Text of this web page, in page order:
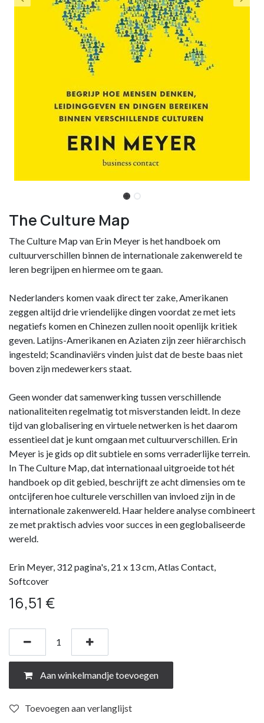
The Culture Map
The Culture Map van Erin Meyer is het handboek om
cultuurverschillen binnen de internationale zakenwereld te
leren begrijpen en hiermee om te gaan.
Nederlanders komen vaak direct ter zake, Amerikanen
zeggen altijd drie vriendelijke dingen voordat ze met iets
negatiefs komen en Chinezen zullen nooit openlijk kritiek
geven. Latijns-Amerikanen en Aziaten zijn zeer hiërarchisch
ingesteld; Scandinaviërs vinden juist dat de beste baas niet
boven zijn medewerkers staat.
Geen wonder dat samenwerking tussen verschillende
nationaliteiten regelmatig tot misverstanden leidt. In deze
tijd van globalisering en virtuele netwerken is het daarom
essentieel dat je kunt omgaan met cultuurverschillen. Erin
Meyer is je gids op dit subtiele en soms verraderlijke terrein.
In The Culture Map, dat internationaal uitgroeide tot hét
handboek op dit gebied, beschrijft ze acht dimensies om te
ontcijferen hoe culturele verschillen van invloed zijn in de
internationale zakenwereld. Haar heldere analyse combineert
ze met praktisch advies voor succes in een geglobaliseerde
wereld.
Erin Meyer, 312 pagina's, 21 x 13 cm, Atlas Contact,
Softcover
16,51 €
Aan winkelmandje toevoegen
Toevoegen aan verlanglijst